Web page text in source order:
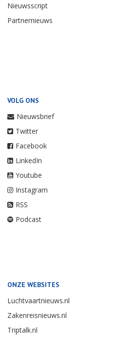
Nieuwsscript
Partnernieuws
VOLG ONS
Nieuwsbrief
Twitter
Facebook
LinkedIn
Youtube
Instagram
RSS
Podcast
ONZE WEBSITES
Luchtvaartnieuws.nl
Zakenreisnieuws.nl
Triptalk.nl